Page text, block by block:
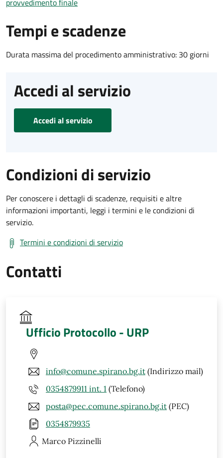
Tempi e scadenze
Durata massima del procedimento amministrativo: 30 giorni
Accedi al servizio
Accedi al servizio
Condizioni di servizio
Per conoscere i dettagli di scadenze, requisiti e altre
informazioni importanti, leggi i termini e le condizioni di
servizio.
Termini e condizioni di servizio
Contatti
Ufficio Protocollo - URP
info@comune.spirano.bg.it (Indirizzo mail)
0354879911 int. 1 (Telefono)
posta@pec.comune.spirano.bg.it (PEC)
0354879935
Marco Pizzinelli